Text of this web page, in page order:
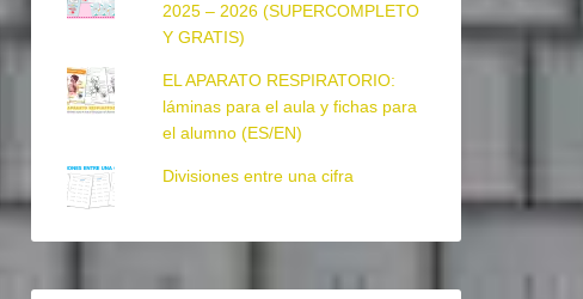
2025 – 2026 (SUPERCOMPLETO
Y GRATIS)
EL APARATO RESPIRATORIO:
láminas para el aula y fichas para
el alumno (ES/EN)
Divisiones entre una cifra